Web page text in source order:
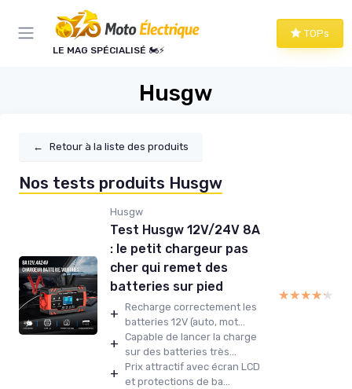
LE MAG SPÉCIALISÉ 🏍️⚡
TOPs
Husgw
← Retour à la liste des produits
Nos tests produits Husgw
Husgw
Test Husgw 12V/24V 8A
: le petit chargeur pas
cher qui remet des
batteries sur pied
+ Recharge correctement les
batteries 12V (auto, mot...
+ Capable de lancer la charge
sur des batteries très...
+ Prix attractif avec écran LCD
et protections de ba...
★★★★★
★★★★★
Panneau de gestion des cookies